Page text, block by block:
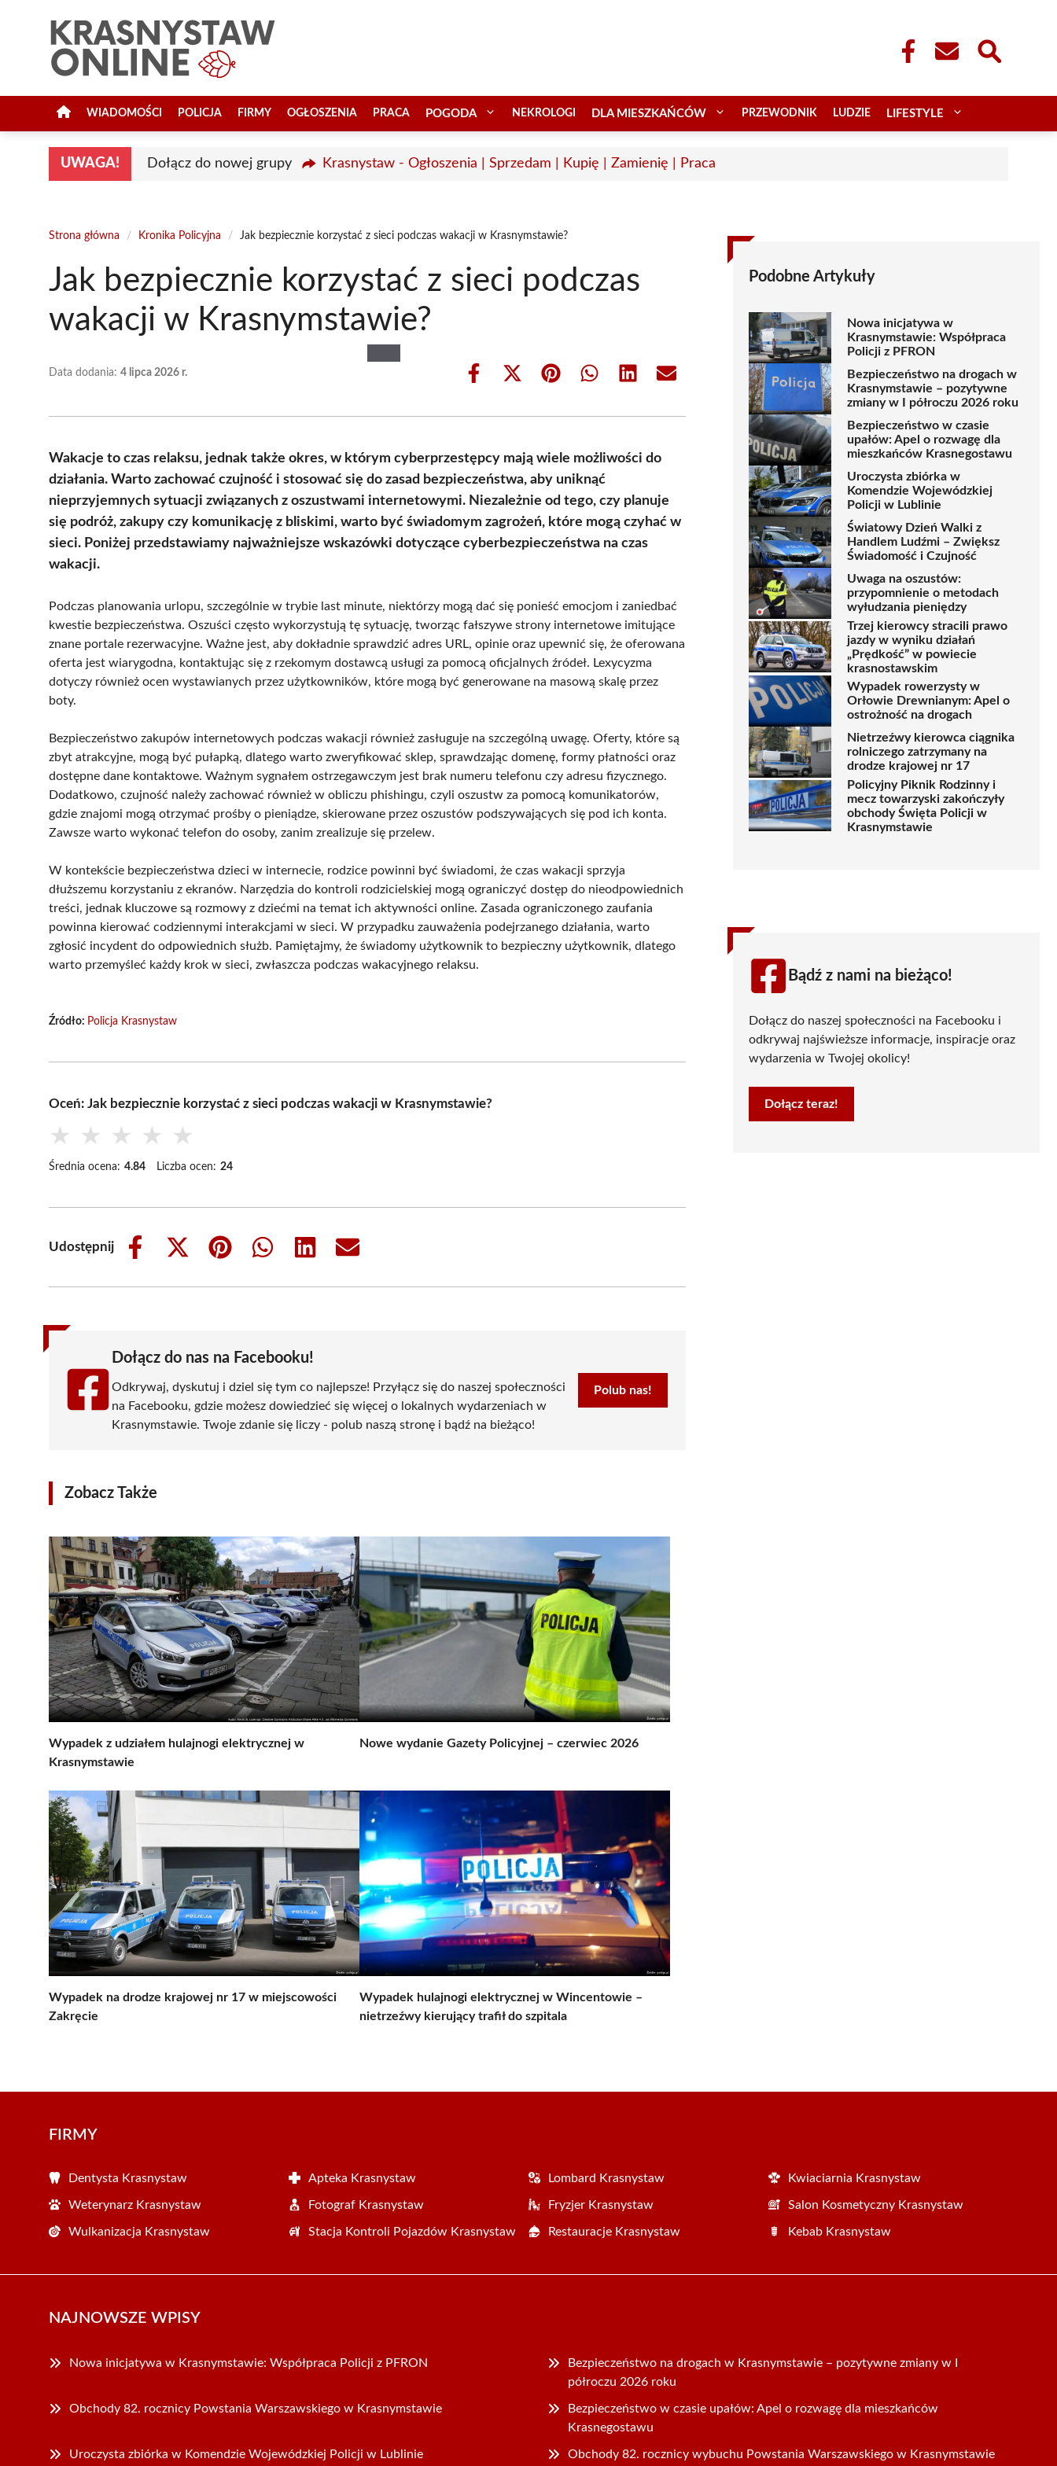
WIADOMOŚCI POLICJA FIRMY OGŁOSZENIA PRACA POGODA NEKROLOGI DLA MIESZKAŃCÓW PRZEWODNIK LUDZIE LIFESTYLE
UWAGA! Dołącz do nowej grupy Krasnystaw - Ogłoszenia | Sprzedam | Kupię | Zamienię | Praca
Strona główna / Kronika Policyjna / Jak bezpiecznie korzystać z sieci podczas wakacji w Krasnymstawie?
Jak bezpiecznie korzystać z sieci podczas
wakacji w Krasnymstawie?
Data dodania: 4 lipca 2026 r.
Share
Share
(Twitter)
Share Share Share Share
Wakacje to czas relaksu, jednak także okres, w którym cyberprzestępcy mają wiele możliwości do
działania. Warto zachować czujność i stosować się do zasad bezpieczeństwa, aby uniknąć
nieprzyjemnych sytuacji związanych z oszustwami internetowymi. Niezależnie od tego, czy planuje
się podróż, zakupy czy komunikację z bliskimi, warto być świadomym zagrożeń, które mogą czyhać w
sieci. Poniżej przedstawiamy najważniejsze wskazówki dotyczące cyberbezpieczeństwa na czas
wakacji.
Podczas planowania urlopu, szczególnie w trybie last minute, niektórzy mogą dać się ponieść emocjom i zaniedbać
kwestie bezpieczeństwa. Oszuści często wykorzystują tę sytuację, tworząc fałszywe strony internetowe imitujące
znane portale rezerwacyjne. Ważne jest, aby dokładnie sprawdzić adres URL, opinie oraz upewnić się, że oferowana
oferta jest wiarygodna, kontaktując się z rzekomym dostawcą usługi za pomocą oficjalnych źródeł. Lexycyzma
dotyczy również ocen wystawianych przez użytkowników, które mogą być generowane na masową skalę przez
boty.
Bezpieczeństwo zakupów internetowych podczas wakacji również zasługuje na szczególną uwagę. Oferty, które są
zbyt atrakcyjne, mogą być pułapką, dlatego warto zweryfikować sklep, sprawdzając domenę, formy płatności oraz
dostępne dane kontaktowe. Ważnym sygnałem ostrzegawczym jest brak numeru telefonu czy adresu fizycznego.
Dodatkowo, czujność należy zachować również w obliczu phishingu, czyli oszustw za pomocą komunikatorów,
gdzie znajomi mogą otrzymać prośby o pieniądze, skierowane przez oszustów podszywających się pod ich konta.
Zawsze warto wykonać telefon do osoby, zanim zrealizuje się przelew.
W kontekście bezpieczeństwa dzieci w internecie, rodzice powinni być świadomi, że czas wakacji sprzyja
dłuższemu korzystaniu z ekranów. Narzędzia do kontroli rodzicielskiej mogą ograniczyć dostęp do nieodpowiednich
treści, jednak kluczowe są rozmowy z dziećmi na temat ich aktywności online. Zasada ograniczonego zaufania
powinna kierować codziennymi interakcjami w sieci. W przypadku zauważenia podejrzanego działania, warto
zgłosić incydent do odpowiednich służb. Pamiętajmy, że świadomy użytkownik to bezpieczny użytkownik, dlatego
warto przemyśleć każdy krok w sieci, zwłaszcza podczas wakacyjnego relaksu.
Źródło: Policja Krasnystaw
Oceń: Jak bezpiecznie korzystać z sieci podczas wakacji w Krasnymstawie?
★ ★ ★ ★ ★
Średnia ocena: 4.84 Liczba ocen: 24
Udostępnij
Share
Share
(Twitter)
Share
Share
Share
Share
Dołącz do nas na Facebooku!
Odkrywaj, dyskutuj i dziel się tym co najlepsze! Przyłącz się do naszej społeczności
na Facebooku, gdzie możesz dowiedzieć się więcej o lokalnych wydarzeniach w
Krasnymstawie. Twoje zdanie się liczy - polub naszą stronę i bądź na bieżąco!
Polub nas!
Zobacz Także
Wypadek z udziałem hulajnogi elektrycznej w
Krasnymstawie
Nowe wydanie Gazety Policyjnej – czerwiec 2026
Wypadek na drodze krajowej nr 17 w miejscowości
Zakręcie
Wypadek hulajnogi elektrycznej w Wincentowie –
nietrzeźwy kierujący trafił do szpitala
Podobne Artykuły
Nowa inicjatywa w
Krasnymstawie: Współpraca
Policji z PFRON
Bezpieczeństwo na drogach w
Krasnymstawie – pozytywne
zmiany w I półroczu 2026 roku
Bezpieczeństwo w czasie
upałów: Apel o rozwagę dla
mieszkańców Krasnegostawu
Uroczysta zbiórka w
Komendzie Wojewódzkiej
Policji w Lublinie
Światowy Dzień Walki z
Handlem Ludźmi – Zwiększ
Świadomość i Czujność
Uwaga na oszustów:
przypomnienie o metodach
wyłudzania pieniędzy
Trzej kierowcy stracili prawo
jazdy w wyniku działań
„Prędkość” w powiecie
krasnostawskim
Wypadek rowerzysty w
Orłowie Drewnianym: Apel o
ostrożność na drogach
Nietrzeźwy kierowca ciągnika
rolniczego zatrzymany na
drodze krajowej nr 17
Policyjny Piknik Rodzinny i
mecz towarzyski zakończyły
obchody Święta Policji w
Krasnymstawie
Bądź z nami na bieżąco!
Dołącz do naszej społeczności na Facebooku i
odkrywaj najświeższe informacje, inspiracje oraz
wydarzenia w Twojej okolicy!
Dołącz teraz!
FIRMY
Dentysta Krasnystaw Apteka Krasnystaw Lombard Krasnystaw Kwiaciarnia Krasnystaw
Weterynarz Krasnystaw Fotograf Krasnystaw Fryzjer Krasnystaw Salon Kosmetyczny Krasnystaw
Wulkanizacja Krasnystaw Stacja Kontroli Pojazdów Krasnystaw Restauracje Krasnystaw Kebab Krasnystaw
NAJNOWSZE WPISY
Nowa inicjatywa w Krasnymstawie: Współpraca Policji z PFRON
Bezpieczeństwo na drogach w Krasnymstawie – pozytywne zmiany w I
półroczu 2026 roku
Obchody 82. rocznicy Powstania Warszawskiego w Krasnymstawie
Bezpieczeństwo w czasie upałów: Apel o rozwagę dla mieszkańców
Krasnegostawu
Uroczysta zbiórka w Komendzie Wojewódzkiej Policji w Lublinie Obchody 82. rocznicy wybuchu Powstania Warszawskiego w Krasnymstawie